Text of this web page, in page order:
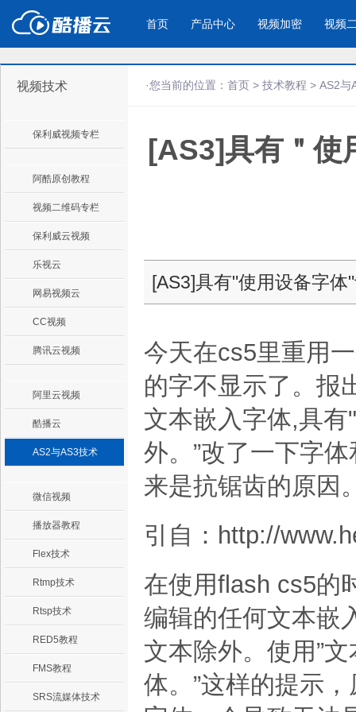
首页 产品中心
产品与新功能
视频加密防下载防录屏
教学课程全终端视频加密
防下载/防盗录/防录屏/防篡改
酷播云 | 企
免费稳定无
视频加密 视频
应用场景
企业宣传
企业视频宣传，提升企业形象
产品宣传
通过视频来展示
个人网站
为个人网站、博客论坛，添加视频
视频技术
保利威视频专栏
阿酷原创教程
视频二维码专栏
保利威云视频
乐视云
网易视频云
CC视频
腾讯云视频
阿里云视频
酷播云
AS2与AS3技术
微信视频
播放器教程
Flex技术
Rtmp技术
Rtsp技术
RED5教程
FMS教程
SRS流媒体技术
·您当前的位置： 首页 > 技术教程 > AS2与
[AS3]具有＂使
[AS3]具有"使用设备字
今天在cs5里重用
的字不显示了。报
文本嵌入字体,具
外。”改了一下字
来是抗锯齿的原因
引自：http://
在使用flash cs5的
编辑的任何文本嵌
文本除外。使用”文
体。”这样的提示